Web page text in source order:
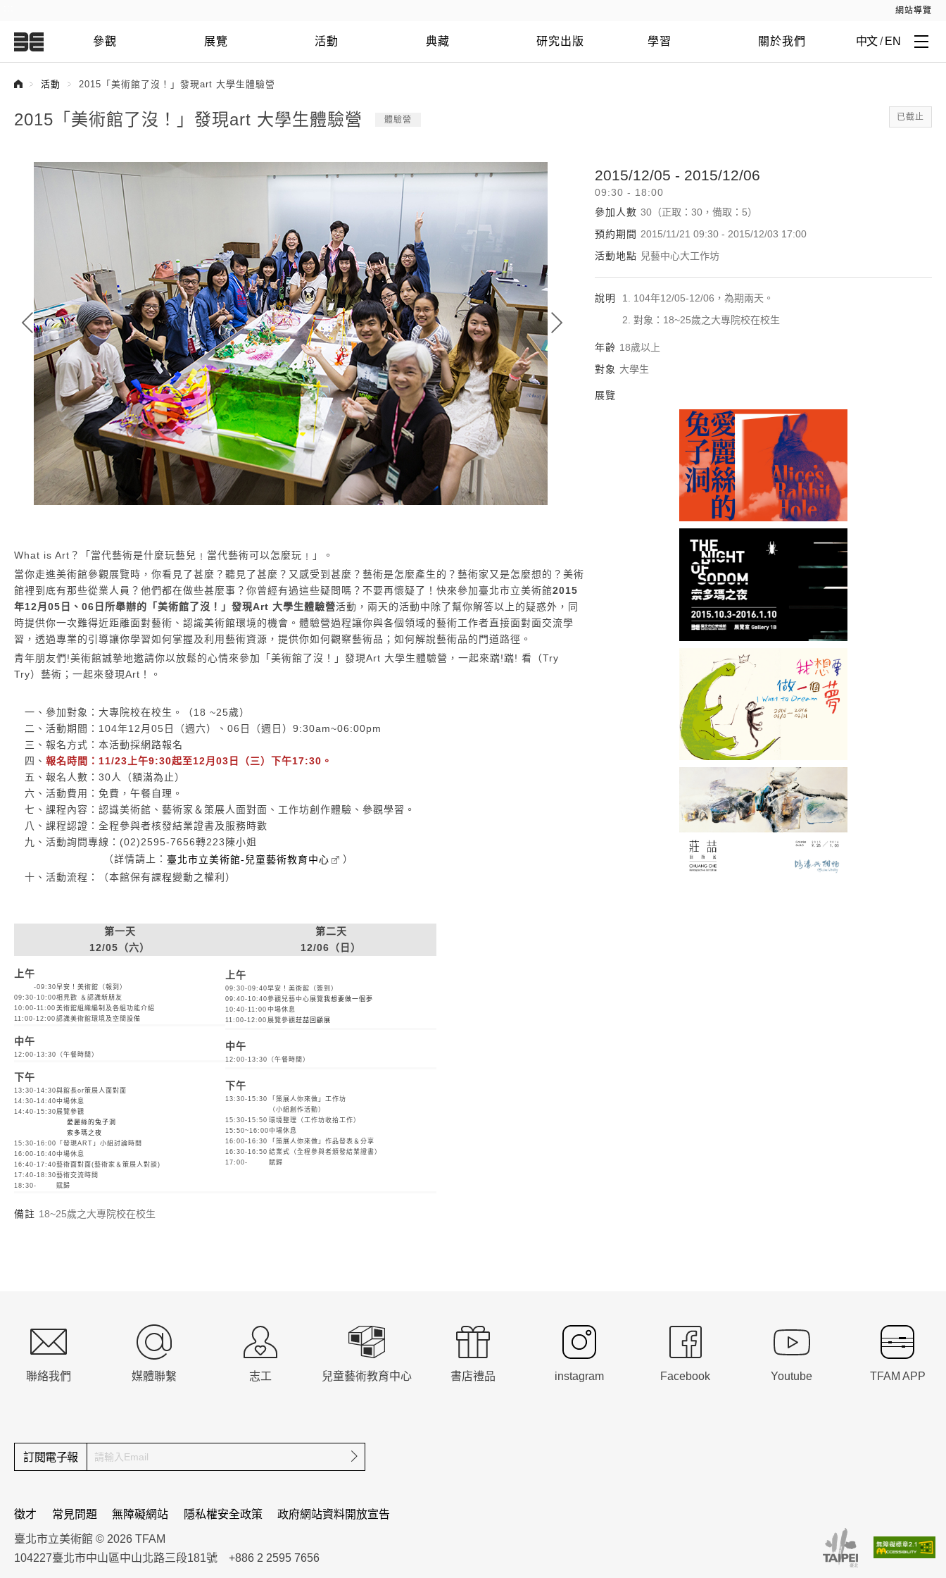
網站導覽
參觀 展覽 活動 典藏 研究出版 學習 關於我們 中文 / EN
活動 2015「美術館了沒！」發現art 大學生體驗營
已截止
2015「美術館了沒！」發現art 大學生體驗營 體驗營
What is Art？「當代藝術是什麼玩藝兒﹗當代藝術可以怎麼玩﹗」。
當你走進美術館參觀展覽時，你看見了甚麼？聽見了甚麼？又感受到甚麼？藝術是怎麼產生的？藝術家又是怎麼想的？美術
館裡到底有那些從業人員？他們都在做些甚麼事？你曾經有過這些疑問嗎？不要再懷疑了！快來參加臺北市立美術館2015
年12月05日、06日所舉辦的「美術館了沒！」發現Art 大學生體驗營活動，兩天的活動中除了幫你解答以上的疑惑外，同
時提供你一次難得近距離面對藝術、認識美術館環境的機會。體驗營過程讓你與各個領域的藝術工作者直接面對面交流學
習，透過專業的引導讓你學習如何掌握及利用藝術資源，提供你如何觀察藝術品；如何解說藝術品的門道路徑。
青年朋友們!美術館誠摯地邀請你以放鬆的心情來參加「美術館了沒！」發現Art 大學生體驗營，一起來踹!踹! 看（Try
Try）藝術；一起來發現Art！。
一、參加對象：大專院校在校生。（18 ~25歲）
二、活動期間：104年12月05日（週六）、06日（週日）9:30am~06:00pm
三、報名方式：本活動採網路報名
四、 報名時間：11/23上午9:30起至12月03日（三）下午17:30。
五、報名人數：30人（額滿為止）
六、活動費用：免費，午餐自理。
七、課程內容：認識美術館、藝術家＆策展人面對面、工作坊創作體驗、參觀學習。
八、課程認證：全程參與者核發結業證書及服務時數
九、活動詢問專線：(02)2595-7656轉223陳小姐
（詳情請上： 臺北市立美術館-兒童藝術教育中心
）
十、活動流程：（本館保有課程變動之權利）
第一天
12/05（六）
上午
-09:30早安！美術館（報到）
09:30-10:00相見歡 ＆認識新朋友
10:00-11:00 美術館組織編制及各組功能介紹
11:00-12:00 認識美術館環境及空間設備
中午
12:00-13:30 （午餐時間）
下午
13:30-14:30與館長or策展人面對面
14:30-14:40中場休息
14:40-15:30 展覽參觀
愛麗絲的兔子洞
索多瑪之夜
15:30-16:00 「發現ART」小組討論時間
16:00-16:40中場休息
16:40-17:40藝術面對面(藝術家＆策展人對談)
17:40-18:30藝術交流時間
18:30-
賦歸
第二天
12/06（日）
上午
09:30-09:40早安！美術館（簽到）
09:40-10:40參觀兒藝中心展覽我想要做一個夢
10:40-11:00 中場休息
11:00-12:00 展覽參觀莊喆回顧展
中午
12:00-13:30 （午餐時間）
下午
13:30-15:30
「策展人你來做」工作坊
（小組創作活動）
15:30-15:50 環境整理（工作坊收拾工作）
15:50~16:00中場休息
16:00-16:30
「策展人你來做」作品發表＆分享
16:30-16:50 結業式（全程參與者頒發結業證書）
17:00-
賦歸
備註 18~25歲之大專院校在校生
2015/12/05 - 2015/12/06
09:30 - 18:00
參加人數 30（正取：30，備取：5）
預約期間 2015/11/21 09:30 - 2015/12/03 17:00
活動地點 兒藝中心大工作坊
說明
104年12/05-12/06，為期兩天。
對象：18~25歲之大專院校在校生
年齡 18歲以上
對象 大學生
展覽
聯絡我們 媒體聯繫 志工 兒童藝術教育中心 書店禮品 instagram Facebook Youtube TFAM APP
訂閱電子報 確定送出
徵才 常見問題 無障礙網站 隱私權安全政策 政府網站資料開放宣告
臺北市立美術館 © 2026 TFAM
104227臺北市中山區中山北路三段181號 +886 2 2595 7656